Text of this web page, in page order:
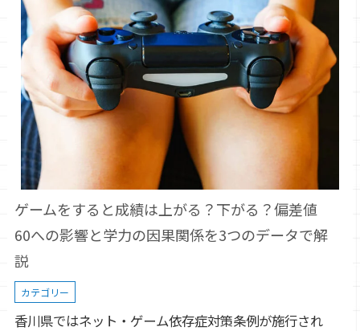
ゲームをすると成績は上がる？下がる？偏差値
60への影響と学力の因果関係を3つのデータで解
説
カテゴリー
香川県ではネット・ゲーム依存症対策条例が施行され